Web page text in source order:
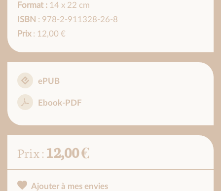
Format : 14 x 22 cm
ISBN : 978-2-911328-26-8
Prix: 12,00 €
ePUB
Ebook-PDF
Prix :12,00 €
Ajouter à mes envies